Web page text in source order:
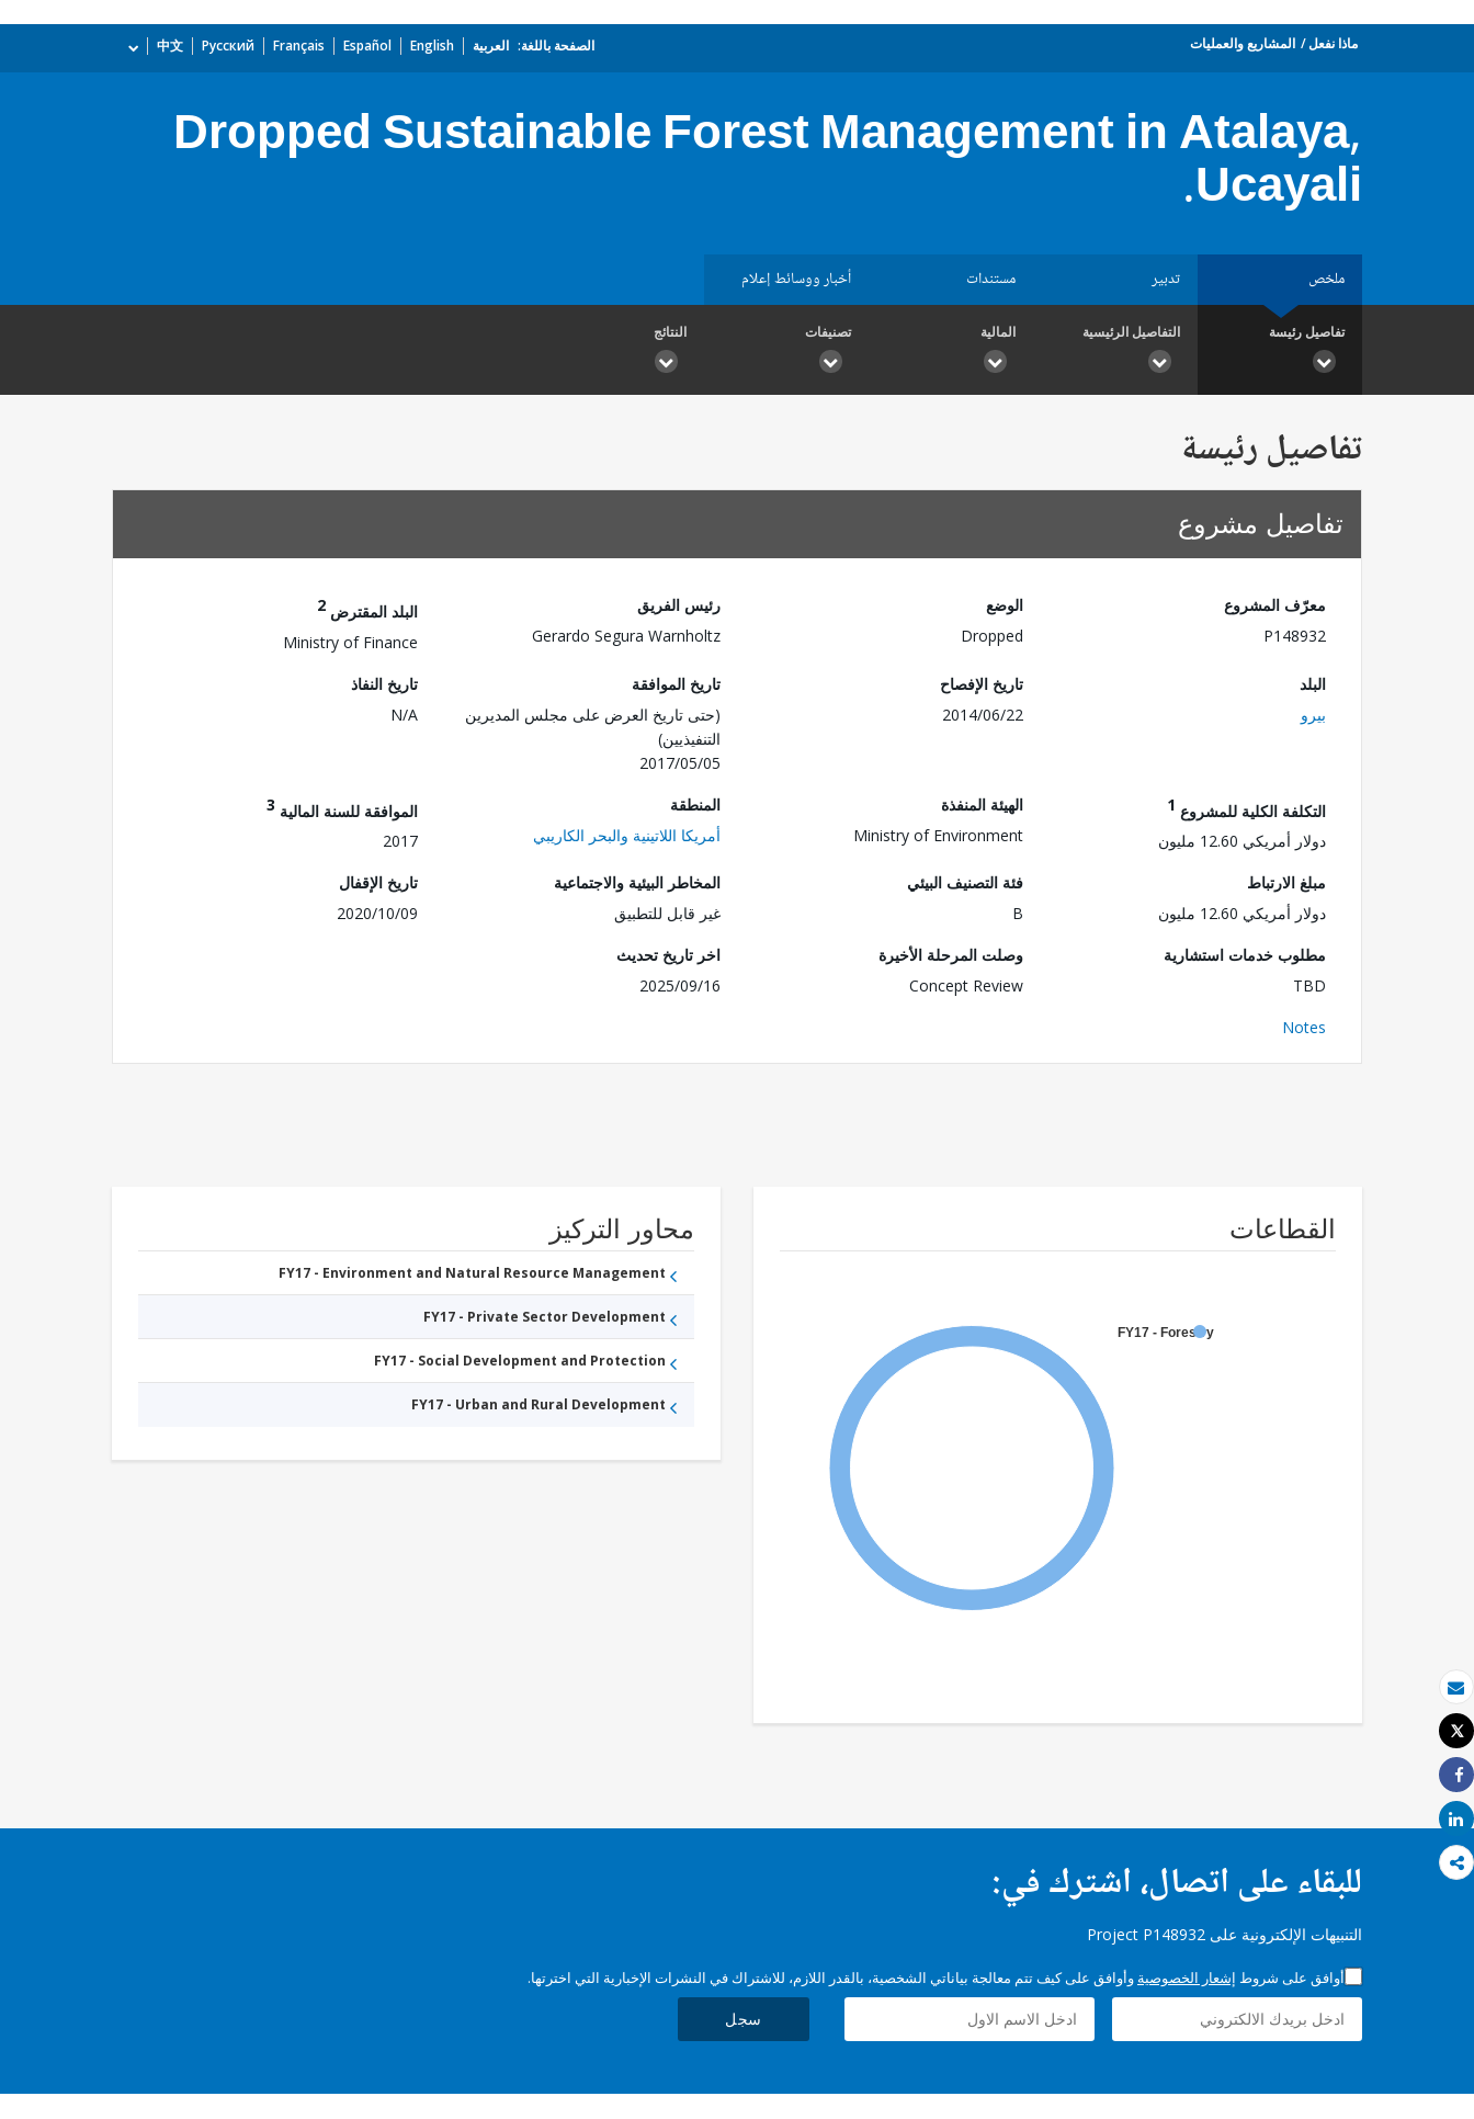
بريد الكتروني
طباعة
Tweet
Share
Share
ماذا نفعل المشاريع والعمليات الصفحة باللغة: العربية English
Español
Français
Русский
中文
Dropped Sustainable Forest Management in Atalaya,
Ucayali.
ملخص تدبير مستندات أخبار ووسائط إعلام
تفاصيل رئيسة التفاصيل الرئيسية المالية تصنيفات النتائج
تفاصيل رئيسة
تفاصيل مشروع
معرّف المشروع
P148932
الوضع
Dropped
رئيس الفريق
Gerardo Segura Warnholtz
البلد المقترض 2
Ministry of Finance
البلد
بيرو
تاريخ الإفصاح
2014/06/22
تاريخ الموافقة
(حتى تاريخ العرض على مجلس المديرين
التنفيذيين)
2017/05/05
تاريخ النفاذ
N/A
التكلفة الكلية للمشروع 1
دولار أمريكي 12.60 مليون
الهيئة المنفذة
Ministry of Environment
المنطقة
أمريكا اللاتينية والبحر الكاريبي
الموافقة للسنة المالية 3
2017
مبلغ الارتباط
دولار أمريكي 12.60 مليون
فئة التصنيف البيئي
B
المخاطر البيئية والاجتماعية
غير قابل للتطبيق
تاريخ الإقفال
2020/10/09
مطلوب خدمات استشارية
TBD
وصلت المرحلة الأخيرة
Concept Review
اخر تاريخ تحديث
2025/09/16
Notes
القطاعات
FY17 - Forestry
محاور التركيز
FY17 - Environment and Natural Resource Management
FY17 - Private Sector Development
FY17 - Social Development and Protection
FY17 - Urban and Rural Development
للبقاء على اتصال، اشترك في:
التنبيهات الإلكترونية على Project P148932
أوافق على شروط إشعار الخصوصية وأوافق على كيف تتم معالجة بياناتي الشخصية، بالقدر اللازم، للاشتراك في النشرات الإخبارية التي اخترتها.
سجل